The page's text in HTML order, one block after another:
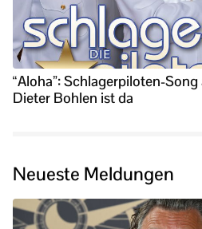
“Aloha”: Schlagerpiloten-
Dieter Bohlen ist da
Neueste Meldungen